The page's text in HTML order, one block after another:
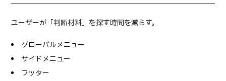
ユーザーが「判断材料」を探す時間を減らす。
グローバルメニュー
サイドメニュー
フッター